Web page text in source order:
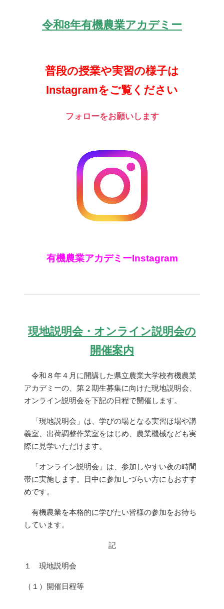
令和8年有機農業アカデミー
普段の授業や実習の様子は
Instagramをご覧ください
フォローをお願いします
有機農業アカデミーInstagram
現地説明会・オンライン説明会の
開催案内
令和８年４月に開講した県立農業大学校有機農業
アカデミーの、第２期生募集に向けた現地説明会、
オンライン説明会を下記の日程で開催します。
「現地説明会」は、学びの場となる実習ほ場や講
義室、出荷調整作業室をはじめ、農業機械なども実
際に見学いただけます。
「オンライン説明会」は、参加しやすい夜の時間
帯に実施します。日中に参加しづらい方にもおすす
めです。
有機農業を本格的に学びたい皆様の参加をお待ち
しています。
記
１ 現地説明会
（１）開催日程等